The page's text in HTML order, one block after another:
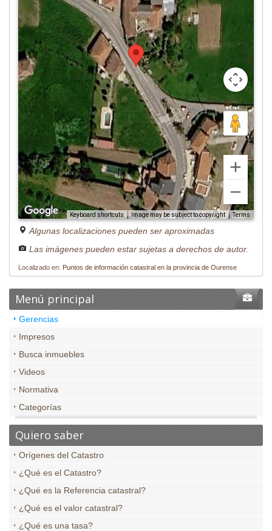
Keyboard shortcuts Image may be subject to copyright Terms
Algunas localizaciones pueden ser aproximadas
Las imágenes pueden estar sujetas a derechos de autor.
Localizado en: Puntos de información catastral en la provincia de Ourense
Menú principal
Gerencias
Impresos
Busca inmuebles
Videos
Normativa
Categorías
Quiero saber
Orígenes del Catastro
¿Qué es el Catastro?
¿Qué es la Referencia catastral?
¿Qué es el valor catastral?
¿Qué es una tasa?